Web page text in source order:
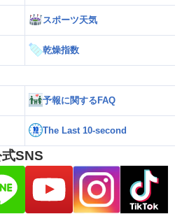
スポーツ天気
乾燥指数
予報に関するFAQ
The Last 10-second
SNS